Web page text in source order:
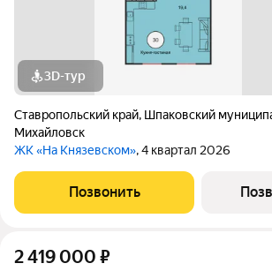
3D-тур
Ставропольский край, Шпаковский
Михайловск
ЖК «На Князевском», 4 квартал 2026
Позвонить
2 419 000 ₽